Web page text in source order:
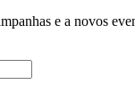
e a novos